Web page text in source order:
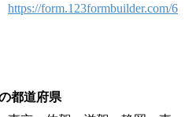
https://form.123formbuilder.com/6
都道府県